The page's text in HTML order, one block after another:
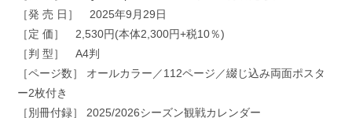
［発 売 日］ 2025年9月29日
［定 価］ 2,530円(本体2,300円+税10％)
［判 型］ A4判
［ページ数］ オールカラー／112ページ／綴じ込み両面ポスタ
ー2枚付き
［別冊付録］ 2025/2026シーズン観戦カレンダー